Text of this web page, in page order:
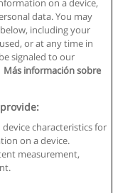
B-95610580: -
on a device,
data. You may
including your
or at any time in
signaled to our
Más información sobre
characteristics for
on a device.
measurement,